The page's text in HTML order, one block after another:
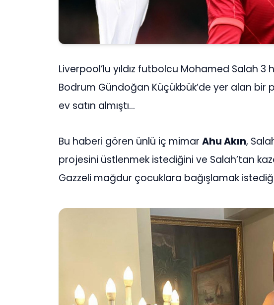
Liverpool’lu yıldız futbolcu Mohamed Salah
Bodrum Gündoğan Küçükbük’de yer alan
ev satın almıştı…
Bu haberi gören ünlü iç mimar Ahu Akın,
projesini üstlenmek istediğini ve Salah’tan
Gazzeli mağdur çocuklara bağışlamak